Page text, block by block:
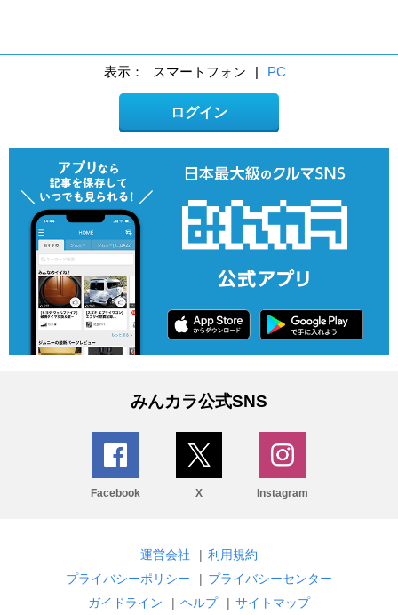
表示： スマートフォン | PC
ログイン
みんカラ公式SNS
Facebook X Instagram
運営会社 | 利用規約
プライバシーポリシー
| プライバシーセンター
ガイドライン
| ヘルプ | サイトマップ